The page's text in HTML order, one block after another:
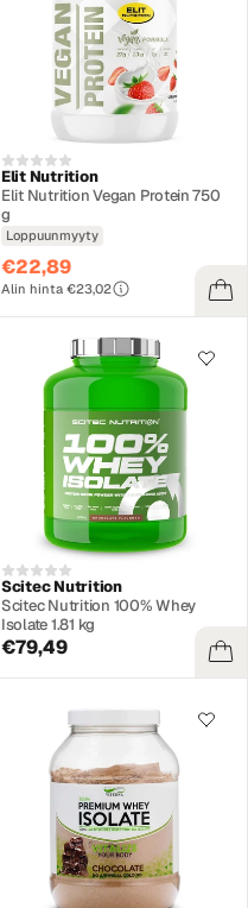
Elit Nutrition
Elit Nutrition Vegan Protein 750
g
Loppuunmyyty
€22,89
Alin hinta €23,02
Scitec Nutrition
Scitec Nutrition 100% Whey
Isolate 1.81 kg
€79,49